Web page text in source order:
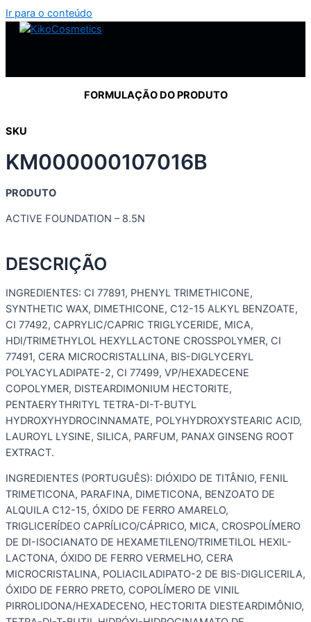
Ir para o conteúdo
FORMULAÇÃO DO PRODUTO
SKU
KM000000107016B
PRODUTO
ACTIVE FOUNDATION – 8.5N
DESCRIÇÃO
INGREDIENTES: CI 77891, PHENYL TRIMETHICONE,
SYNTHETIC WAX, DIMETHICONE, C12-15 ALKYL BENZOATE,
CI 77492, CAPRYLIC/CAPRIC TRIGLYCERIDE, MICA,
HDI/TRIMETHYLOL HEXYLLACTONE CROSSPOLYMER, CI
77491, CERA MICROCRISTALLINA, BIS-DIGLYCERYL
POLYACYLADIPATE-2, CI 77499, VP/HEXADECENE
COPOLYMER, DISTEARDIMONIUM HECTORITE,
PENTAERYTHRITYL TETRA-DI-T-BUTYL
HYDROXYHYDROCINNAMATE, POLYHYDROXYSTEARIC ACID,
LAUROYL LYSINE, SILICA, PARFUM, PANAX GINSENG ROOT
EXTRACT.
INGREDIENTES (PORTUGUÊS): DIÓXIDO DE TITÂNIO, FENIL
TRIMETICONA, PARAFINA, DIMETICONA, BENZOATO DE
ALQUILA C12-15, ÓXIDO DE FERRO AMARELO,
TRIGLICERÍDEO CAPRÍLICO/CÁPRICO, MICA, CROSPOLÍMERO
DE DI-ISOCIANATO DE HEXAMETILENO/TRIMETILOL HEXIL-
LACTONA, ÓXIDO DE FERRO VERMELHO, CERA
MICROCRISTALINA, POLIACILADIPATO-2 DE BIS-DIGLICERILA,
ÓXIDO DE FERRO PRETO, COPOLÍMERO DE VINIL
PIRROLIDONA/HEXADECENO, HECTORITA DIESTEARDIMÔNIO,